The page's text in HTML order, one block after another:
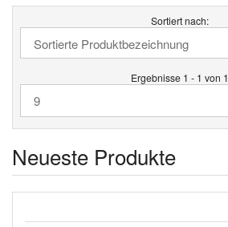
Sortiert nach:
Ergebnisse 1 - 1 von 1
Neueste Produkte